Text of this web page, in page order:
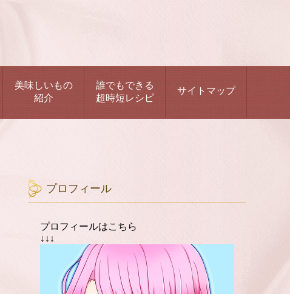
美味しいもの
紹介
誰でもできる
超時短レシピ
サイトマップ
プロフィール
プロフィールはこちら
↓↓↓